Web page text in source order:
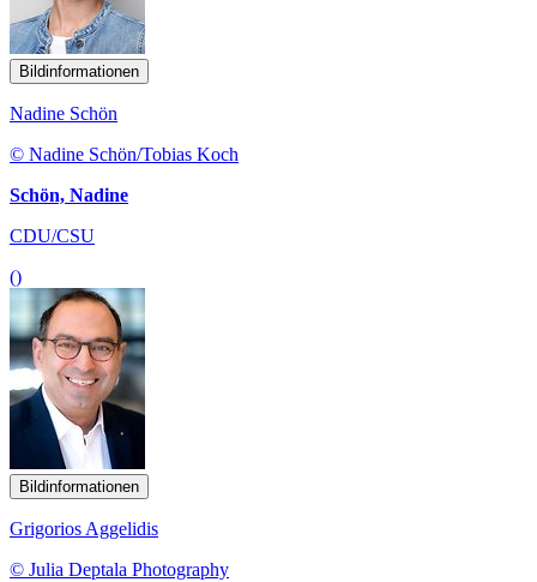
Bildinformationen
Nadine Schön
© Nadine Schön/Tobias Koch
Schön, Nadine
CDU/CSU
()
Bildinformationen
Grigorios Aggelidis
© Julia Deptala Photography